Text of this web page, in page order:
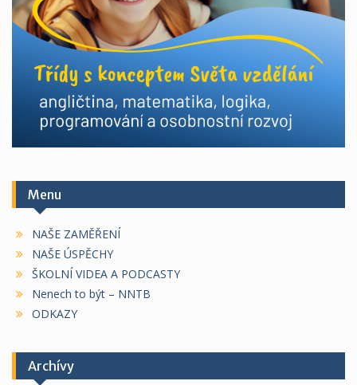
Menu
NAŠE ZAMĚŘENÍ
NAŠE ÚSPĚCHY
ŠKOLNÍ VIDEA A PODCASTY
Nenech to být – NNTB
ODKAZY
Archívy